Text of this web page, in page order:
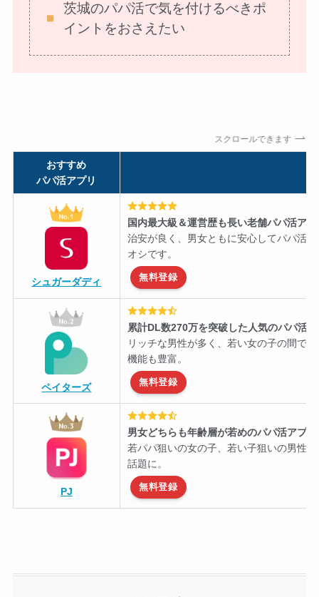
茨城のパパ活で気を付けるべきポ
イントをおさえたい
スクロールできます
おすすめ
パパ活アプリ
シュガーダディ
国内最大級＆運営歴も長い老舗パパ活ア
治安が良く、男女ともに安心してパパ活
オシです。
無料登録
ペイターズ
累計DL数270万を突破した人気のパパ活
リッチな男性が多く、若い女の子の間で
機能も豊富。
無料登録
PJ
男女どちらも年齢層が若めのパパ活アプリ
若パパ狙いの女の子、若い子狙いの男性
話題に。
無料登録